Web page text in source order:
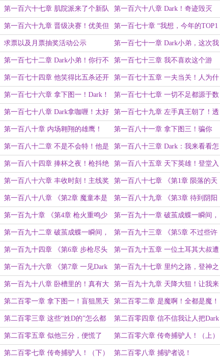
光！！！ 乎什么五杀
第一百六十七章 肌院派来了个新队
伍！
第一百六十八章 Dark！奇迹毁灭
者！
第一百六十九章 晋级决赛！优美但
不致命！
第一百七十章 “我想，今年的TOP1
已经没有什么悬念了！”
求票以及月票抽奖活动公示 第一百七十一章 Dark小弟，这次我
不怕你了！
第一百七十二章 Dark小弟！你行不
行啊！
第一百七十三章 我不喜欢这个游
戏！
第一百七十四章 他笑得比五杀还开
心！
第一百七十五章 一夫当关！人为什
么“怕黑”？
第一百七十六章 拿下图一！Dark！
你该还债了！
第一百七十七章 一切不足都源于数
值的不足！
第一百七十八章 Dark拿咖喱！太好
了！我们“有救了”！
第一百七十九章 左手真王朝了！透
还是干不过锁啊！
第一百八十章 内场翱翔的雄鹰！ 第一百八十一章 拿下图三！骗你
的，其实我也是透！又锁又透！
第一百八十二章 不是不会特！他是
缓特！慢特！有质量的特！
第一百八十三章 Dark：我来看看怎
么个事儿！
第一百八十四章 捧杯之夜！枪抖绝
杀！
第一百八十五章 天下英雄！登堂入
室！（月末求下月票）
第一百八十六章 丰收时刻！主线奖
励结算！
第一百八十七章 《第1章 陨落的天
才》
第一百八十八章 《第2章 魔童本是
无敌骨，何须再借他人路》
第一百八十九章 《第3章 待到阴阳
逆乱时，以我魔血染青天 》
第一百九十章 《第4章 枪火重鸣少
年归》双倍求月票
第一百九十一章 破茧成蝶一瞬间，
秒天秒地秒神仙！（大章求月票）
第一百九十二章 破茧成蝶一瞬间，
秒天秒地秒神仙！（下）求月票
第一百九十三章 《第5章 不过些许
风霜罢了》（求月票）
第一百九十四章 《第6章 步枪尽头
谁为峰》
第一百九十五章 一位土耳其大叔遭
遇沙二神秘陀螺！
第一百九十六章 《第7章 一见Dark
道成空！》
第一百九十七章 里约之路，登神之
路！
第一百九十八章 卧槽里的！真有大
招啊！
第一百九十九章 天降大狙！让我来
康康你们有多黏！
第二百零一章 拿下图一！盲狙黑天
使！（大章）
第二百零二章 是魔啊！全都是魔！
没有一点佛！（大章）
第二百零三章 这些“姓D的”怎么都
这么坏啊？！
第二百零四章 信不信我让人把Dark
屎打出来！
第二百零五章 似他三分，便慌了
神！
第二百零六章 传奇捕驴人！（上）
第二百零七章 传奇捕驴人！（下） 第二百零八章 捕驴者说！